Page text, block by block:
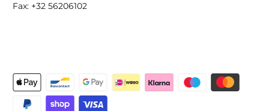
Fax: +32 56206102